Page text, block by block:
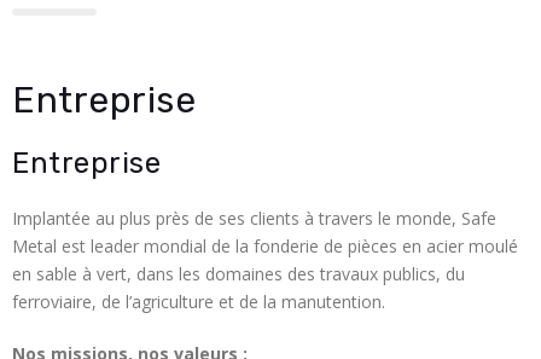
Entreprise
Entreprise
Implantée au plus près de ses clients à travers le monde, Safe
Metal est leader mondial de la fonderie de pièces en acier moulé
en sable à vert, dans les domaines des travaux publics, du
ferroviaire, de l’agriculture et de la manutention.
Nos missions, nos valeurs :